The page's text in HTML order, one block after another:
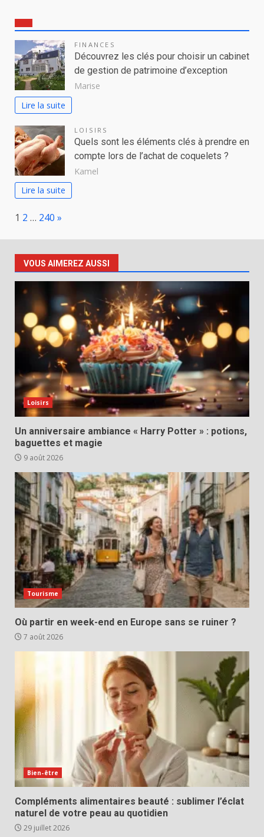
FINANCES
Découvrez les clés pour choisir un cabinet
de gestion de patrimoine d’exception
Marise
Lire la suite
LOISIRS
Quels sont les éléments clés à prendre en
compte lors de l’achat de coquelets ?
Kamel
Lire la suite
Page:
1 2 … 240 Next
»
VOUS AIMEREZ AUSSI
Loisirs
Un anniversaire ambiance « Harry Potter » : potions,
baguettes et magie
9 août 2026
Tourisme
Où partir en week-end en Europe sans se ruiner ?
7 août 2026
Bien-être
Compléments alimentaires beauté : sublimer l’éclat
naturel de votre peau au quotidien
29 juillet 2026